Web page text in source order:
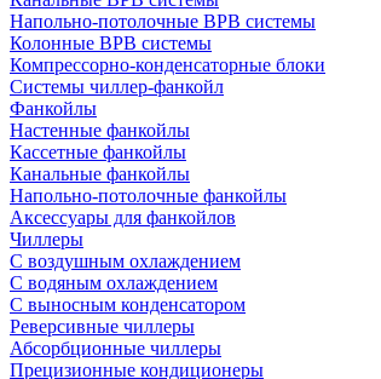
Напольно-потолочные ВРВ системы
Колонные ВРВ системы
Компрессорно-конденсаторные блоки
Системы чиллер-фанкойл
Фанкойлы
Настенные фанкойлы
Кассетные фанкойлы
Канальные фанкойлы
Напольно-потолочные фанкойлы
Аксессуары для фанкойлов
Чиллеры
С воздушным охлаждением
С водяным охлаждением
С выносным конденсатором
Реверсивные чиллеры
Абсорбционные чиллеры
Прецизионные кондиционеры